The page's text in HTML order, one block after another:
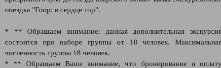
поездка "Гоор: в сердце гор".
* ** Обращаем внимание: данная дополнительная
состоится при наборе группы от 10 человек.
численность группы 18 человек.
* ** Обращаем Ваше внимание, что бронирование и